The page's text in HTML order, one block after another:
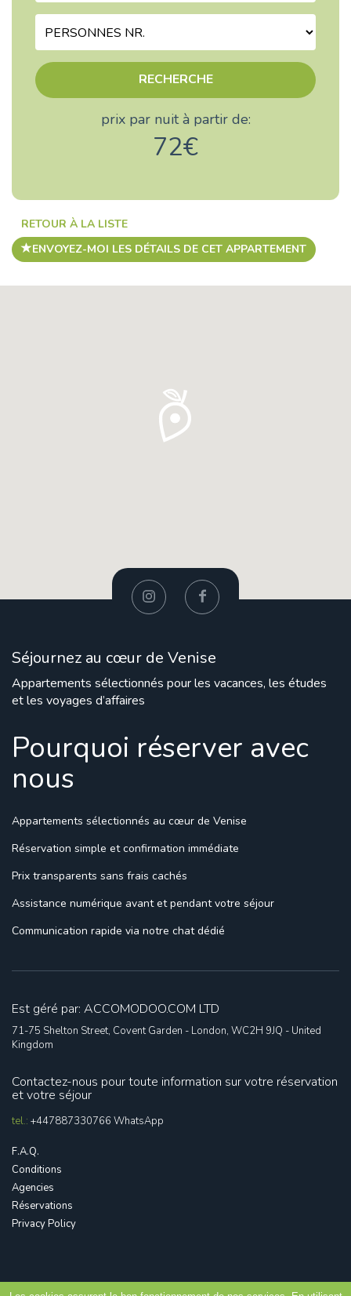
RECHERCHE
prix par nuit à partir de:
72€
RETOUR À LA LISTE
ENVOYEZ-MOI LES DÉTAILS DE CET APPARTEMENT
Séjournez au cœur de Venise
Appartements sélectionnés pour les vacances, les études
et les voyages d’affaires
Pourquoi réserver avec
nous
Appartements sélectionnés au cœur de Venise
Réservation simple et confirmation immédiate
Prix transparents sans frais cachés
Assistance numérique avant et pendant votre séjour
Communication rapide via notre chat dédié
Est géré par: ACCOMODOO.COM LTD
71-75 Shelton Street, Covent Garden - London, WC2H 9JQ - United
Kingdom
Contactez-nous pour toute information sur votre réservation
et votre séjour
tel.: +447887330766WhatsApp
F.A.Q.
Conditions
Agencies
Réservations
Privacy Policy